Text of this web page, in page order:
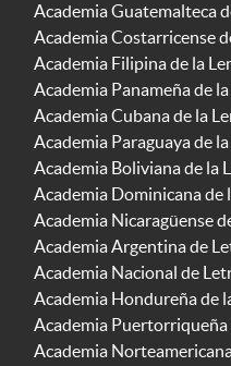
Academia Guatemalteca
Academia Costarricense
Academia Filipina de la
Academia Panameña de
Academia Cubana de la
Academia Paraguaya de
Academia Boliviana de la
Academia Dominicana de
Academia Nicaragüense
Academia Argentina de
Academia Nacional de
Academia Hondureña de
Academia Puertorriqueña
Academia